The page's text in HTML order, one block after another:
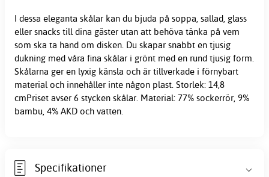
I dessa eleganta skålar kan du bjuda på soppa, sallad, glass
eller snacks till dina gäster utan att behöva tänka på vem
som ska ta hand om disken. Du skapar snabbt en tjusig
dukning med våra fina skålar i grönt med en rund tjusig form.
Skålarna ger en lyxig känsla och är tillverkade i förnybart
material och innehåller inte någon plast. Storlek: 14,8
cmPriset avser 6 stycken skålar. Material: 77% sockerrör, 9%
bambu, 4% AKD och vatten.
Specifikationer